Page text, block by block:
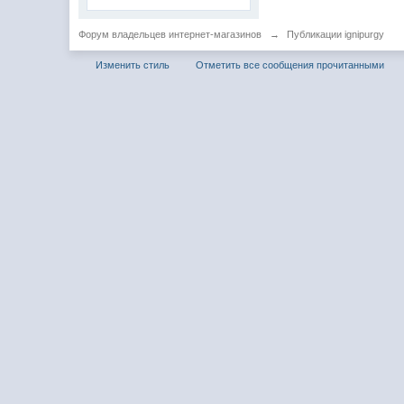
Форум владельцев интернет-магазинов → Публикации ignipurgy
Изменить стиль Отметить все сообщения прочитанными